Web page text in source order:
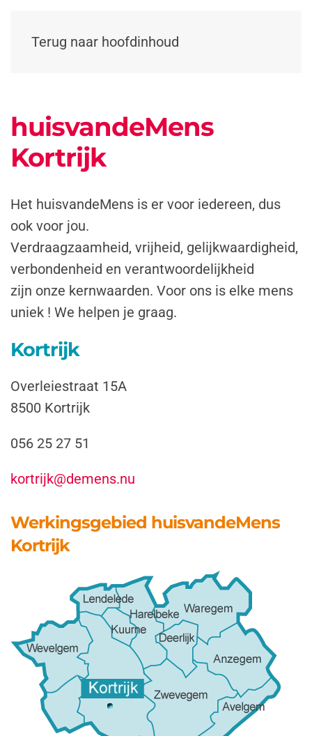
Terug naar hoofdinhoud
huisvandeMens
Kortrijk
Het huisvandeMens is er voor iedereen, dus
ook voor jou.
Verdraagzaamheid, vrijheid, gelijkwaardigheid,
verbondenheid en verantwoordelijkheid
zijn onze kernwaarden. Voor ons is elke mens
uniek ! We helpen je graag.
Kortrijk
Overleiestraat 15A
8500 Kortrijk
056 25 27 51
kortrijk@demens.nu
Werkingsgebied huisvandeMens
Kortrijk